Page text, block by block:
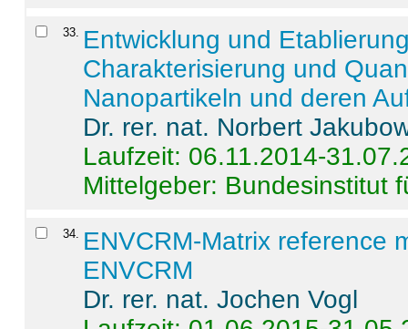
33. Entwicklung und
Charakterisierung und
Nanopartikeln und deren
Dr. rer. nat. Norbert
Laufzeit: 06.11.2014-
Mittelgeber: Bundesinstitut
34. ENVCRM-Matrix reference
ENVCRM
Dr. rer. nat. Jochen Vogl